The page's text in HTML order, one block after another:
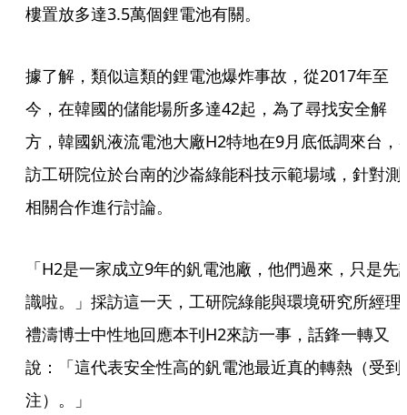
樓置放多達3.5萬個鋰電池有關。
據了解，類似這類的鋰電池爆炸事故，從2017年至
今，在韓國的儲能場所多達42起，為了尋找安全解
方，韓國釩液流電池大廠H2特地在9月底低調來台，
訪工研院位於台南的沙崙綠能科技示範場域，針對測
相關合作進行討論。
「H2是一家成立9年的釩電池廠，他們過來，只是先
識啦。」採訪這一天，工研院綠能與環境研究所經理
禮濤博士中性地回應本刊H2來訪一事，話鋒一轉又
說：「這代表安全性高的釩電池最近真的轉熱（受到
注）。」